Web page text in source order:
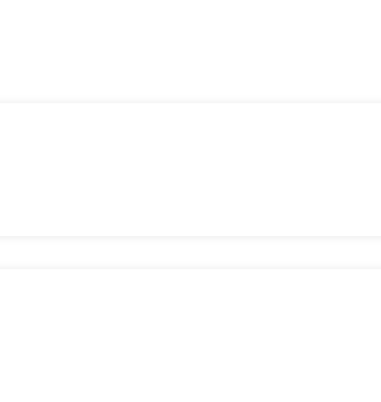
senza complicazioni.
del mercato.
piattaforme e dApp.